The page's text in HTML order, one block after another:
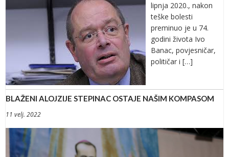
lipnja 2020., nakon
teške bolesti
preminuo je u 74.
godini života Ivo
Banac, povjesničar,
političar i […]
BLAŽENI ALOJZIJE STEPINAC OSTAJE NAŠIM KOMPASOM
11 velj. 2022